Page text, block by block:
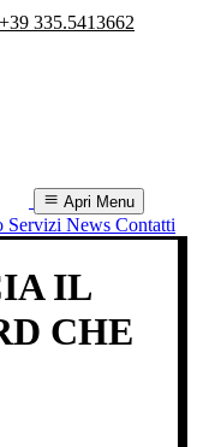
+39 335.5413662
Apri Menu
Servizi News Contatti
IL
CHE